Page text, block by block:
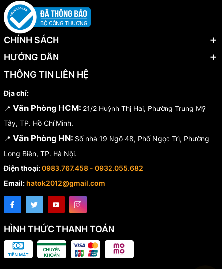
CHÍNH SÁCH
HƯỚNG DẪN
THÔNG TIN LIÊN HỆ
Địa chỉ:
📍 Văn Phòng HCM: 21/2 Huỳnh Thị Hai, Phường Trung Mỹ
Tây, TP. Hồ Chí Minh.
📍 Văn Phòng HN: Số nhà 19 Ngõ 48, Phố Ngọc Trì, Phường
Long Biên, TP. Hà Nội.
Điện thoại:0983.767.458 - 0932.055.682
Email: hatok2012@gmail.com
HÌNH THỨC THANH TOÁN